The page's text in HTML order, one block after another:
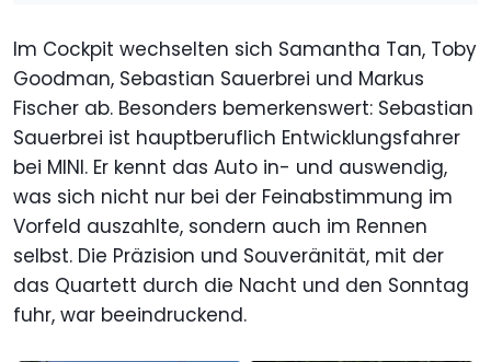
Im Cockpit wechselten sich Samantha Tan, Toby
Goodman, Sebastian Sauerbrei und Markus
Fischer ab. Besonders bemerkenswert: Sebastian
Sauerbrei ist hauptberuflich Entwicklungsfahrer
bei MINI. Er kennt das Auto in- und auswendig,
was sich nicht nur bei der Feinabstimmung im
Vorfeld auszahlte, sondern auch im Rennen
selbst. Die Präzision und Souveränität, mit der
das Quartett durch die Nacht und den Sonntag
fuhr, war beeindruckend.